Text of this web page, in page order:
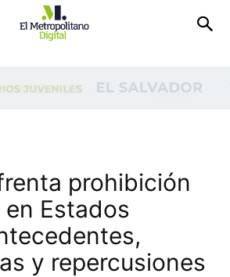
prohibición
Estados
y repercusiones